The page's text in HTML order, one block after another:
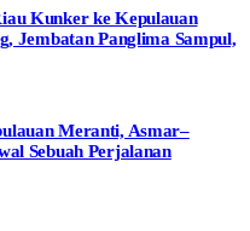
Kunker ke Kepulauan
Jembatan Panglima Sampul,
Meranti, Asmar–
Sebuah Perjalanan